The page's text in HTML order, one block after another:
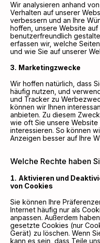
Wir analysieren anhand
Verhalten auf unserer
verbessern und an Ihre
hoffen, unsere Website
benutzerfreundlich
erfassen wir, welche
und wie Sie auf unserer
Marketingzwecke
Wir hoffen natürlich, dass
häufig nutzen, und
und Tracker zu
können wir Ihnen
anbieten. Zu diesem
wie oft Sie unsere
interessieren. So können
Anzeigen besser auf Ihre
Welche Rechte haben
Aktivieren und
von Cookies
Sie können Ihre
Internet häufig nur als
anpassen. Außerdem
gesetzte Cookies (nur
Gerät) zu löschen. Wenn
kann es sein, dass Teile